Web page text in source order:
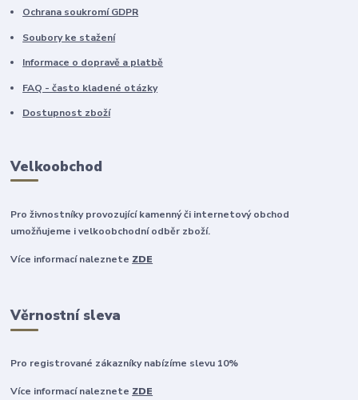
Ochrana soukromí GDPR
Soubory ke stažení
Informace o dopravě a platbě
FAQ - často kladené otázky
Dostupnost zboží
Velkoobchod
Pro živnostníky provozující kamenný či internetový obchod
umožňujeme i velkoobchodní odběr zboží.
Více informací naleznete ZDE
Věrnostní sleva
Pro registrované zákazníky nabízíme slevu 10%
Více informací naleznete ZDE